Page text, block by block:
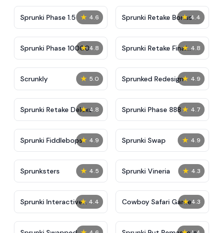
★ 4.6
Sprunki Phase 1.5 ★ 4.4
Sprunki Retake Bonus
★ 4.8
Sprunki Phase 10000 ★ 4.8
Sprunki Retake Final
Update
★ 5.0
Scrunkly ★ 4.9
Sprunked Redesign
★ 4.8
Sprunki Retake Deluxe ★ 4.7
Sprunki Phase 888
★ 4.9
Sprunki Fiddlebops ★ 4.9
Sprunki Swap
★ 4.5
Sprunksters ★ 4.3
Sprunki Vineria
★ 4.4
Sprunki Interactive
Tunner
★ 4.3
Cowboy Safari Game